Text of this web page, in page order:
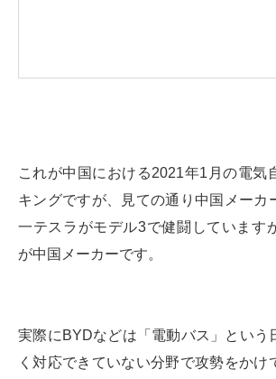
これが中国における2021年1月の電気
キングですが、見ての通り中国メーカ
一テスラがモデル3で健闘しています
が中国メーカーです。
実際にBYDなどは「電動バス」という
く対応できていない分野で攻勢をかけ